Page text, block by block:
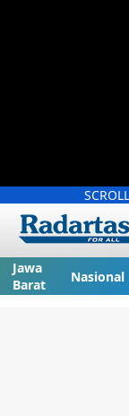
Jawa
Barat
Nasional